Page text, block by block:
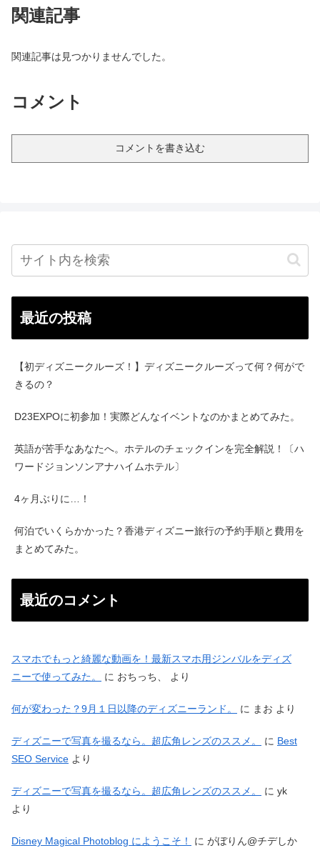
関連記事
関連記事は見つかりませんでした。
コメント
コメントを書き込む
最近の投稿
【初ディズニークルーズ！】ディズニークルーズって何？何がで
きるの？
D23EXPOに初参加！実際どんなイベントなのかまとめてみた。
英語が苦手なあなたへ。ホテルのチェックインを完全解説！〔ハ
ワードジョンソンアナハイムホテル〕
4ヶ月ぶりに…！
何泊でいくらかかった？香港ディズニー旅行の予約手順と費用を
まとめてみた。
最近のコメント
スマホでもっと綺麗な動画を！最新スマホ用ジンバルをディズ
ニーで使ってみた。
に おちっち、 より
何が変わった？9月１日以降のディズニーランド。 に まお より
ディズニーで写真を撮るなら。超広角レンズのススメ。 に Best
SEO Service より
ディズニーで写真を撮るなら。超広角レンズのススメ。 に yk
より
Disney Magical Photoblog にようこそ！ に がぼりん@チデしか